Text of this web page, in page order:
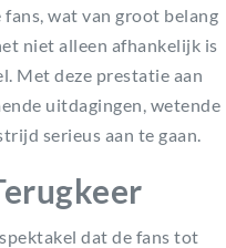
wat van groot belang
niet alleen afhankelijk is
Met deze prestatie aan
uitdagingen, wetende
serieus aan te gaan.
dat de fans tot